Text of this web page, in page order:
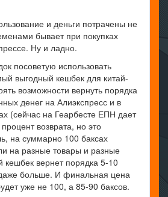
и деньги потрачены не
бывает при покупках
Ну и ладно.
посоветую использовать
выгодный кешбек для китай-
возможности вернуть порядка
денег на Алиэкспресс и в
(сейчас на Геарбесте ЕПН дает
возврата, но это
на суммарно 100 баксах
на разные товары и разные
кешбек вернет порядка 5-10
больше. И финальная цена
уже не 100, а 85-90 баксов.